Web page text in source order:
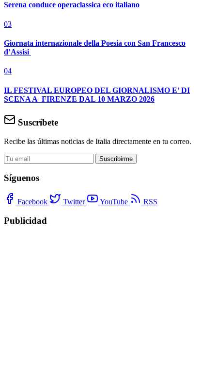
Serena conduce operaclassica eco italiano
03
Giornata internazionale della Poesia con San Francesco
d’Assisi
04
IL FESTIVAL EUROPEO DEL GIORNALISMO E’ DI
SCENA A FIRENZE DAL 10 MARZO 2026
Suscríbete
Recibe las últimas noticias de Italia directamente en tu correo.
Suscribirme
Síguenos
Facebook Twitter YouTube RSS
Publicidad